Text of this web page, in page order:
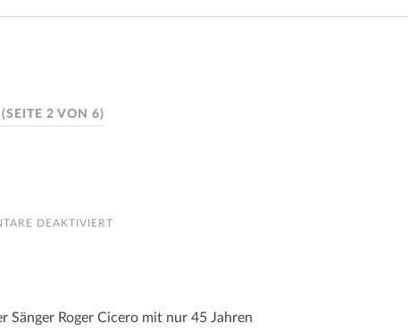
(SEITE 2 VON 6)
DEAKTIVIERT
Sänger Roger Cicero mit nur 45 Jahren